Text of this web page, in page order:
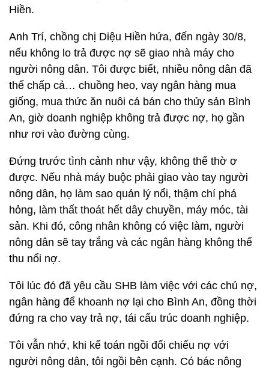
Hiền.
Anh Trí, chồng chị Diệu Hiền hứa, đến ngày 30/8,
nếu không lo trả được nợ sẽ giao nhà máy cho
người nông dân. Tôi được biết, nhiều nông dân đã
thế chấp cả… chuồng heo, vay ngân hàng mua
giống, mua thức ăn nuôi cá bán cho thủy sản Bình
An, giờ doanh nghiệp không trả được nợ, họ gần
như rơi vào đường cùng.
Đứng trước tình cảnh như vậy, không thể thờ ơ
được. Nếu nhà máy buộc phải giao vào tay người
nông dân, họ làm sao quản lý nổi, thậm chí phá
hỏng, làm thất thoát hết dây chuyền, máy móc, tài
sản. Khi đó, công nhân không có việc làm, người
nông dân sẽ tay trắng và các ngân hàng không thể
thu nổi nợ.
Tôi lúc đó đã yêu cầu SHB làm việc với các chủ nợ,
ngân hàng để khoanh nợ lại cho Bình An, đồng thời
đứng ra cho vay trả nợ, tái cấu trúc doanh nghiệp.
Tôi vẫn nhớ, khi kế toán ngồi đối chiếu nợ với
người nông dân, tôi ngồi bên cạnh. Có bác nông